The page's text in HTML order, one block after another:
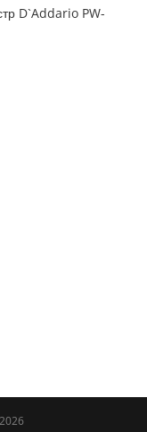
D`Addario PW-
2026